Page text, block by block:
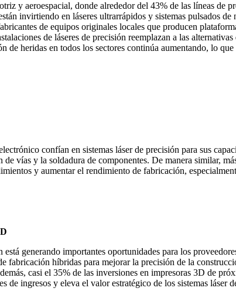
y aeroespacial, donde alrededor del 43% de las líneas de
invirtiendo en láseres ultrarrápidos y sistemas pulsados
de equipos originales locales que producen
de láseres de precisión reemplazan a las
de heridas en todos los sectores continúa aumentando, lo
confían en sistemas láser de precisión para sus
vías y la soldadura de componentes. De manera similar,
y aumentar el rendimiento de fabricación,
generando importantes oportunidades para los
fabricación híbridas para mejorar la precisión de la
casi el 35% de las inversiones en impresoras 3D de
ingresos y eleva el valor estratégico de los sistemas láser